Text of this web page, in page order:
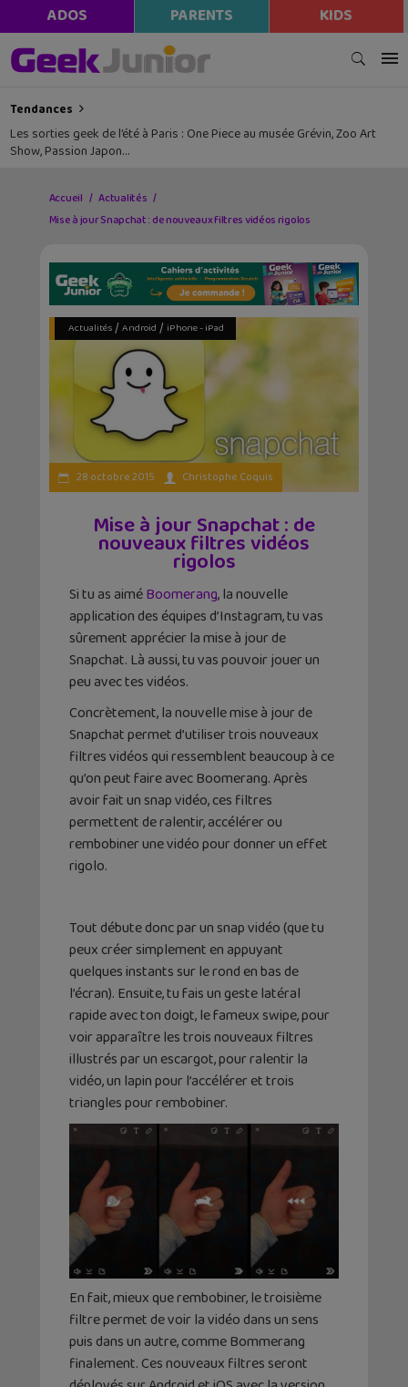
ADOS PARENTS KIDS
Tendances
Les sorties geek de l’été à Paris : One Piece au musée Grévin, Zoo Art
Show, Passion Japon…
Accueil
Actualités
Mise à jour Snapchat : de nouveaux filtres vidéos rigolos
Actualités/ Android / iPhone - iPad
28 octobre 2015 Christophe Coquis
Mise à jour Snapchat : de
nouveaux filtres vidéos
rigolos
Si tu as aiméBoomerang, la nouvelle
application des équipes d’Instagram, tu vas
sûrement apprécier la mise à jour de
Snapchat. Là aussi, tu vas pouvoir jouer un
peu avec tes vidéos.
Concrètement, la nouvelle mise à jour de
Snapchat permet d’utiliser trois nouveaux
filtres vidéos qui ressemblent beaucoup à ce
qu’on peut faire avec Boomerang. Après
avoir fait un snap vidéo, ces filtres
permettent de ralentir, accélérer ou
rembobiner une vidéo pour donner un effet
rigolo.
Tout débute donc par un snap vidéo (que tu
peux créer simplement en appuyant
quelques instants sur le rond en bas de
l’écran). Ensuite, tu fais un geste latéral
rapide avec ton doigt, le fameux swipe, pour
voir apparaître les trois nouveaux filtres
illustrés par un escargot, pour ralentir la
vidéo, un lapin pour l’accélérer et trois
triangles pour rembobiner.
En fait, mieux que rembobiner, le troisième
filtre permet de voir la vidéo dans un sens
puis dans un autre, comme Bommerang
finalement. Ces nouveaux filtres seront